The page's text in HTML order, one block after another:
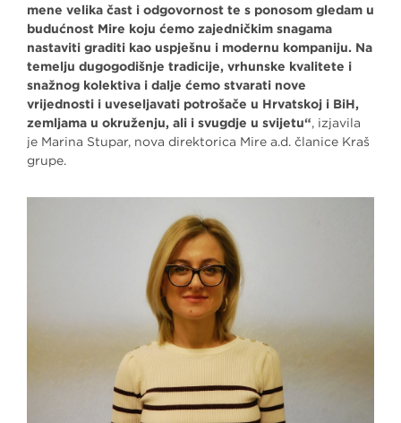
mene velika čast i odgovornost te s ponosom gledam u
budućnost Mire koju ćemo zajedničkim snagama
nastaviti graditi kao uspješnu i modernu kompaniju. Na
temelju dugogodišnje tradicije, vrhunske kvalitete i
snažnog kolektiva i dalje ćemo stvarati nove
vrijednosti i uveseljavati potrošače u Hrvatskoj i BiH,
zemljama u okruženju, ali i svugdje u svijetu“, izjavila
je Marina Stupar, nova direktorica Mire a.d. članice Kraš
grupe.